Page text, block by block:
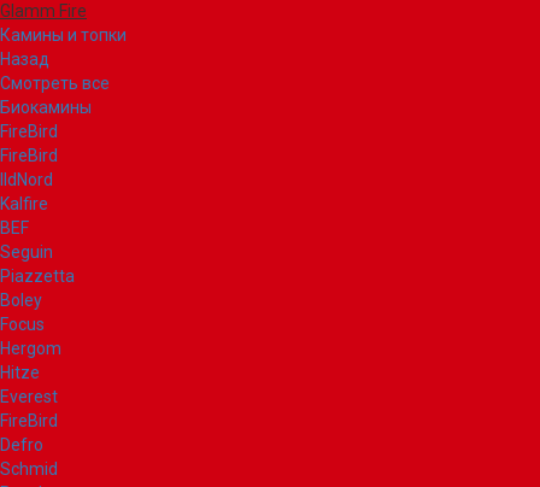
Glamm Fire
Камины и топки
Назад
Смотреть все
Биокамины
FireBird
FireBird
IldNord
Kalfire
BEF
Seguin
Piazzetta
Boley
Focus
Hergom
Hitze
Everest
FireBird
Defro
Schmid